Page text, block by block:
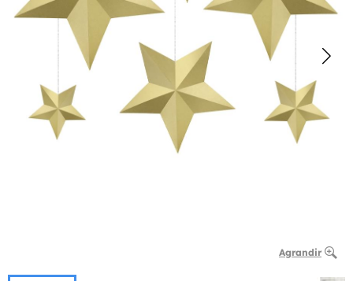
Agrandir